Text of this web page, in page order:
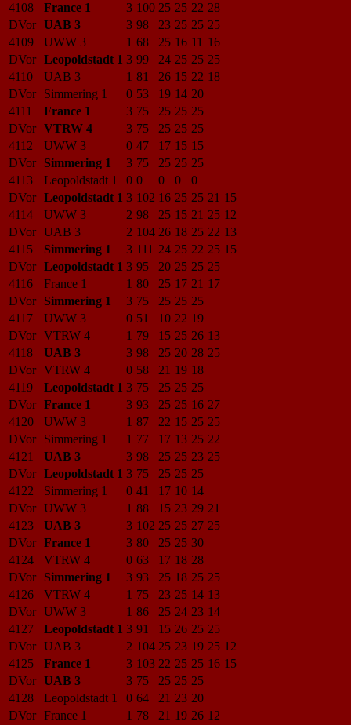
4108
France 1 3 100 25 25 22 28
DVor UAB 3 3 98 23 25 25 25
4109
UWW 3 1 68 25 16 11 16
DVor Leopoldstadt 1 3 99 24 25 25 25
4110
UAB 3 1 81 26 15 22 18
DVor
Simmering 1 0 53 19 14 20
4111
France 1 3 75 25 25 25
DVor VTRW 4 3 75 25 25 25
4112
UWW 3 0 47 17 15 15
DVor
Simmering 1 3 75 25 25 25
4113
Leopoldstadt 1 0 0 0 0
0
DVor Leopoldstadt 1 3 102 16 25 25 21 15
4114
UWW 3 2 98 25 15 21 25 12
DVor UAB 3 2 104 26 18 25 22 13
4115
Simmering 1 3 111 24 25 22 25 15
DVor Leopoldstadt 1 3 95 20 25 25 25
4116
France 1 1 80 25 17 21 17
DVor
Simmering 1 3 75 25 25 25
4117
UWW 3 0 51 10 22 19
DVor VTRW 4 1 79 15 25 26 13
4118
UAB 3 3 98 25 20 28 25
DVor VTRW 4 0 58 21 19 18
4119
Leopoldstadt 1 3 75 25 25 25
DVor France 1 3 93 25 25 16 27
4120
UWW 3 1 87 22 15 25 25
DVor
Simmering 1 1 77 17 13 25 22
4121
UAB 3 3 98 25 25 23 25
DVor Leopoldstadt 1 3 75 25 25 25
4122
Simmering 1 0 41 17 10 14
DVor UWW 3 1 88 15 23 29 21
4123
UAB 3 3 102 25 25 27 25
DVor France 1 3 80 25 25 30
4124
VTRW 4 0 63 17 18 28
DVor
Simmering 1 3 93 25 18 25 25
4126
VTRW 4 1 75 23 25 14 13
DVor UWW 3 1 86 25 24 23 14
4127
Leopoldstadt 1 3 91 15 26 25 25
DVor UAB 3 2 104 25 23 19 25 12
4125
France 1 3 103 22 25 25 16 15
DVor UAB 3 3 75 25 25 25
4128
Leopoldstadt 1 0 64 21 23 20
DVor France 1 1 78 21 19 26 12